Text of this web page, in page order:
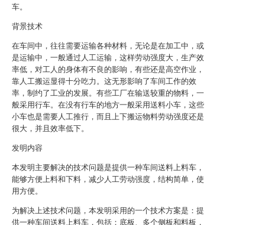
车。
背景技术
在车间中，往往需要运输各种材料，无论是在加工中，或
是运输中，一般通过人工运输，这样劳动强度大，生产效
率低，对工人的身体有不良的影响，有些还是高空作业，
靠人工搬运显得十分吃力。这无形影响了车间工作的效
率，制约了工业的发展。有些工厂在输送较重的物料，一
般采用行车。在没有行车的地方一般采用送料小车，这些
小车也是需要人工推行，而且上下搬运物料劳动强度还是
很大，并且效率低下。
发明内容
本发明主要解决的技术问题是提供一种车间送料上料车，
能够方便上料和下料，减少人工劳动强度，结构简单，使
用方便。
为解决上述技术问题，本发明采用的一个技术方案是：提
供一种车间送料上料车，包括：底板、多个侧板和料板，